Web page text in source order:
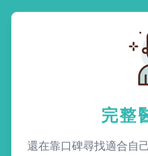
完整
還在靠口碑尋找適合自